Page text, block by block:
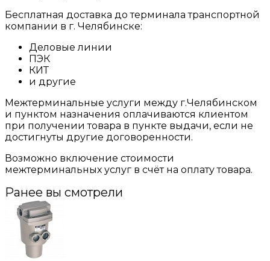
Бесплатная доставка до терминала транспортной
компании в г. Челябинске:
Деловые линии
ПЭК
КИТ
и другие
Межтерминальные услуги между г.Челябинском
и пунктом назначения оплачиваются клиентом
при получении товара в пункте выдачи, если не
достигнуты другие договоренности.
Возможно включение стоимости
межтерминальных услуг в счёт на оплату товара.
Ранее вы смотрели